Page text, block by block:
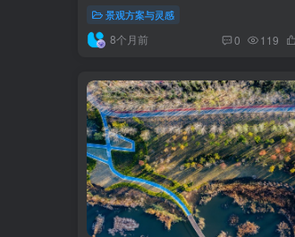
景观方案与灵感
8个月前 0 119